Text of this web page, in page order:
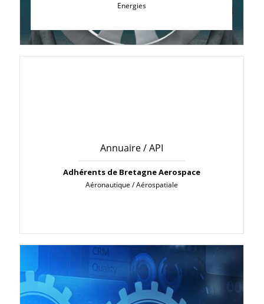
Energies
Annuaire / API
Adhérents de Bretagne Aerospace
Aéronautique / Aérospatiale